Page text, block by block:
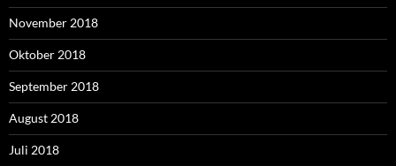
November 2018
Oktober 2018
September 2018
August 2018
Juli 2018